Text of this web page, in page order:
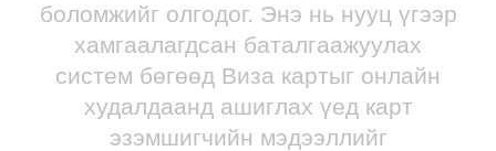
боломжийг олгодог. Энэ нь нууц үгээр
хамгаалагдсан баталгаажуулах
систем бөгөөд Виза картыг онлайн
худалдаанд ашиглах үед карт
эзэмшигчийн мэдээллийг